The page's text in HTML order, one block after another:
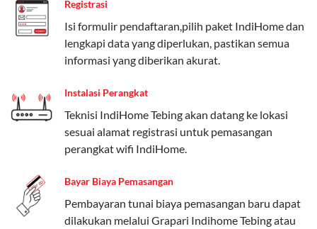
Paket Easy cocok untuk kebutuhan dasar, Paket
Complete untuk yang menginginkan fitur lengkap,
dan Paket Dynamic IP untuk pengguna yang
memprioritaskan kecepatan internet tinggi.
Paket Telkomsel One dengan Kuota Keluarga
Salah satu fitur unggulan Telkomsel One adalah Paket
Kuota Keluarga. Dengan kuota hingga 30 GB, Anda
bisa membagikan internet kepada anggota keluarga
atau teman tanpa perlu khawatir kehabisan kuota.
Berikut adalah detailnya:
Kuota Keluarga 30 GB
Registrasi
Isi formulir pendaftaran,pilih paket IndiHome dan
lengkapi data yang diperlukan, pastikan semua
informasi yang diberikan akurat.
Instalasi Perangkat
Teknisi IndiHome Tebing akan datang ke lokasi
sesuai alamat registrasi untuk pemasangan
perangkat wifi IndiHome.
Bayar Biaya Pemasangan
Pembayaran tunai biaya pemasangan baru dapat
dilakukan melalui Grapari Indihome Tebing atau